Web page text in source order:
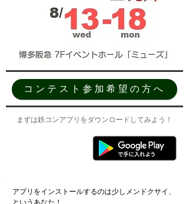
コンテスト参加希望の方へ
まずは鉄コンアプリをダウンロードしてみよう！
アプリをインストールするのは少しメンドクサイ、
というあなた！